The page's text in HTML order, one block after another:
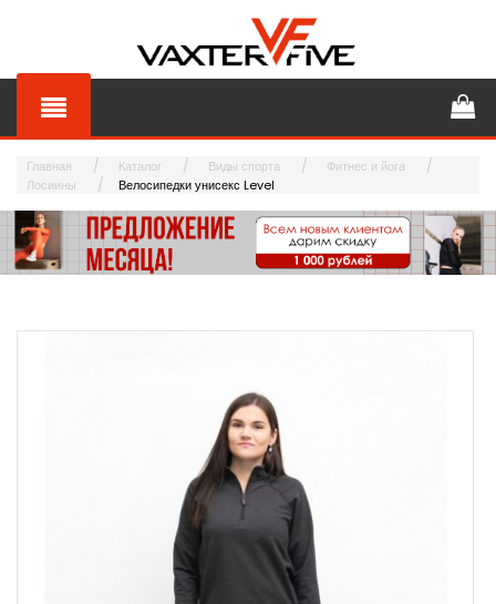
Главная Каталог Виды спорта
Фитнес и йога
Лосиины
Велосипедки унисекс Level